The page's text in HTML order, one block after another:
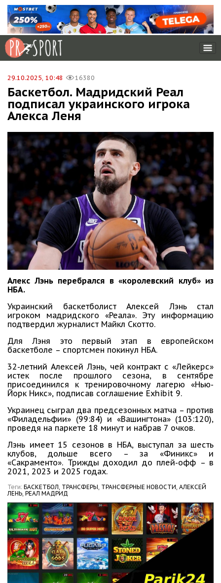
29.10.2025, 10:48 16380
Баскетбол. Мадридский Реал
подписал украинского игрока
Алекса Леня
Алекс Лэнь перебрался в «королевский клуб» из
НБА.
Украинский баскетболист Алексей Лэнь стал
игроком мадридского «Реала». Эту информацию
подтвердил журналист Майкл Скотто.
Для Лэня это первый этап в европейском
баскетболе – спортсмен покинул НБА.
32-летний Алексей Лэнь, чей контракт с «Лейкерс»
истек после прошлого сезона, в сентябре
присоединился к тренировочному лагерю «Нью-
Йорк Никс», подписав соглашение Exhibit 9.
Украинец сыграл два предсезонных матча – против
«Филадельфии» (99:84) и «Вашингтона» (103:120),
проведя на паркете 18 минут и набрав 7 очков.
Лэнь имеет 15 сезонов в НБА, выступал за шесть
клубов, дольше всего – за «Финикс» и
«Сакраменто». Трижды доходил до плей-офф – в
2021, 2023 и 2025 годах.
Теги: БАСКЕТБОЛ, ТРАНСФЕРЫ, ТРАНСФЕРНЫЕ НОВОСТИ, АЛЕКСЕЙ
ЛЕНЬ, РЕАЛ МАДРИД